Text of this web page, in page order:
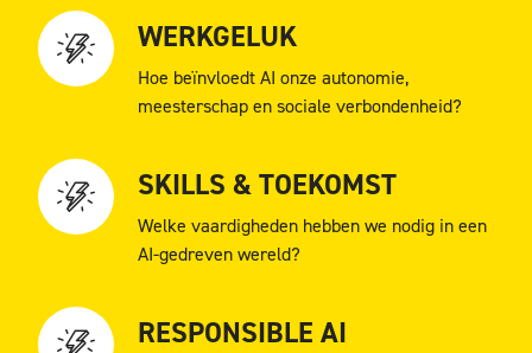
WERKGELUK
Hoe beïnvloedt AI onze autonomie,
meesterschap en sociale verbondenheid?
SKILLS & TOEKOMST
Welke vaardigheden hebben we nodig in een
AI-gedreven wereld?
RESPONSIBLE AI